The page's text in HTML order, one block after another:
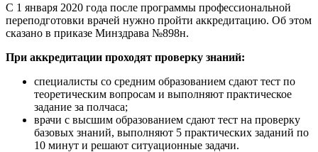
С 1 января 2020 года после программы профессиональной
переподготовки врачей нужно пройти аккредитацию. Об этом
сказано в приказе Минздрава №898н.
При аккредитации проходят проверку знаний:
специалисты со средним образованием сдают тест по
теоретическим вопросам и выполняют практическое
задание за полчаса;
врачи с высшим образованием сдают тест на проверку
базовых знаний, выполняют 5 практических заданий по
10 минут и решают ситуационные задачи.